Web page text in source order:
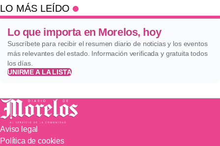
LO MÁS LEÍDO
Lo que importa en Morelos, hoy
Suscríbete para recibir el resumen diario de noticias y los eventos
más relevantes del estado. Información verificada y gratuita todos
los días.
UNIRME A LA LISTA
Aviso legal
Política de cookies